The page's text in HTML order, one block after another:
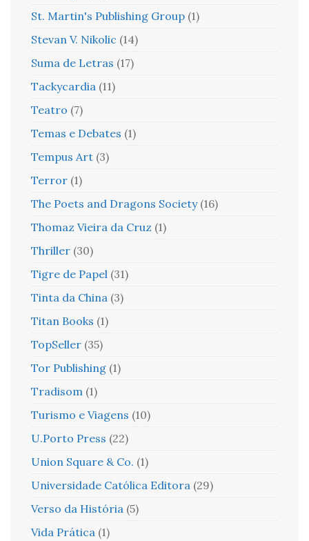
St. Martin's Publishing Group (1)
Stevan V. Nikolic (14)
Suma de Letras (17)
Tackycardia (11)
Teatro (7)
Temas e Debates (1)
Tempus Art (3)
Terror (1)
The Poets and Dragons Society (16)
Thomaz Vieira da Cruz (1)
Thriller (30)
Tigre de Papel (31)
Tinta da China (3)
Titan Books (1)
TopSeller (35)
Tor Publishing (1)
Tradisom (1)
Turismo e Viagens (10)
U.Porto Press (22)
Union Square & Co. (1)
Universidade Católica Editora (29)
Verso da História (5)
Vida Prática (1)